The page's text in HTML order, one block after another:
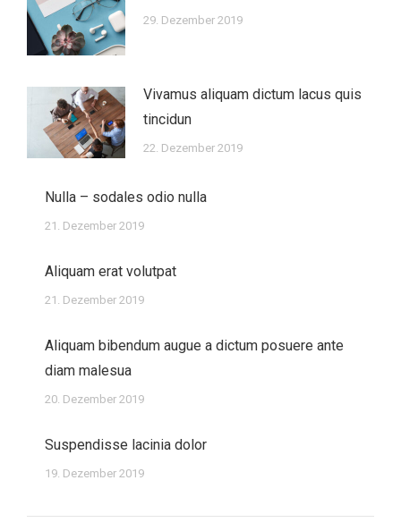
29. Dezember 2019
Vivamus aliquam dictum lacus quis
tincidun
22. Dezember 2019
Nulla – sodales odio nulla
21. Dezember 2019
Aliquam erat volutpat
21. Dezember 2019
Aliquam bibendum augue a dictum posuere ante
diam malesua
20. Dezember 2019
Suspendisse lacinia dolor
19. Dezember 2019